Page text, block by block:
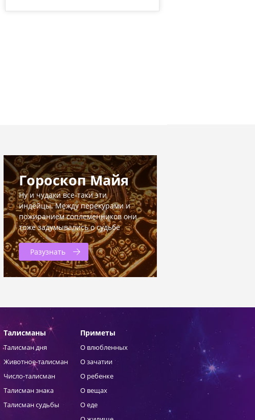
Гороскоп Майя
Ну и чудаки все-таки эти
индейцы. Между перекурами и
пожиранием соплеменников они
тоже задумывались о судьбе
Разузнать
Талисманы
Талисман дня
Животное-талисман
Число-талисман
Талисман знака
Талисман судьбы
Приметы
О влюбленных
О зачатии
О ребенке
О вещах
О еде